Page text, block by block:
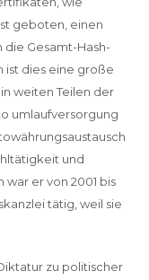
geboten, einen
die Gesamt-Hash-
ist dies eine große
weiten Teilen der
umlaufversorgung
und
er von 2001 bis
tätig, weil sie
zu politischer